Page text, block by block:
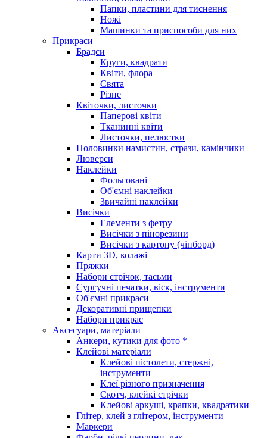
Папки, пластини для тиснення
Ножі
Машинки та приспособи для них
Прикраси
Брадси
Круги, квадрати
Квіти, флора
Свята
Різне
Квіточки, листочки
Паперові квіти
Тканинні квіти
Листочки, пелюстки
Половинки намистин, стрази, камінчики
Люверси
Наклейки
Фольговані
Об'ємні наклейки
Звичайні наклейки
Висічки
Елементи з фетру
Висічки з пінорезини
Висічки з картону (чіпборд)
Карти 3D, колажі
Пряжки
Набори стрічок, тасьми
Сургучні печатки, віск, інструменти
Об'ємні прикраси
Декоративні прищепки
Набори прикрас
Аксесуари, матеріали
Анкери, кутики для фото *
Клейові матеріали
Клейові пістолети, стержні,
інструменти
Клеї різного призначення
Скотч, клейкі стрічки
Клейові аркуші, крапки, квадратики
Глітер, клей з глітером, інструменти
Маркери